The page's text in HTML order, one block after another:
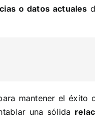
o datos actuales
mantener el éxito
una sólida